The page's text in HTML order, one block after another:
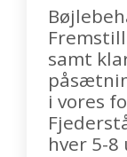
samt
i vores
hver 5-8